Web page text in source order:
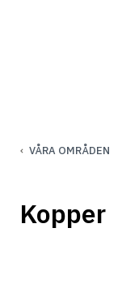
VÅRA OMRÅDEN
Kopper